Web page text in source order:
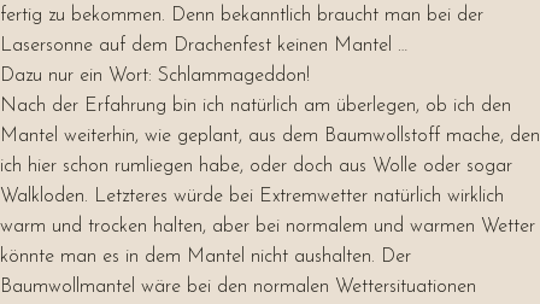
fertig zu bekommen. Denn bekanntlich braucht man bei der
Lasersonne auf dem Drachenfest keinen Mantel …
Dazu nur ein Wort: Schlammageddon!
Nach der Erfahrung bin ich natürlich am überlegen, ob ich den
Mantel weiterhin, wie geplant, aus dem Baumwollstoff mache, den
ich hier schon rumliegen habe, oder doch aus Wolle oder sogar
Walkloden. Letzteres würde bei Extremwetter natürlich wirklich
warm und trocken halten, aber bei normalem und warmen Wetter
könnte man es in dem Mantel nicht aushalten. Der
Baumwollmantel wäre bei den normalen Wettersituationen